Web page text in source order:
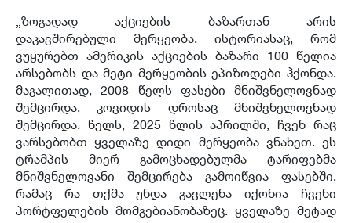
„ზოგადად აქციების ბაზართან არის
დაკავშირებული მერყეობა. ისტორიასაც, რომ
ვუყურებთ ამერიკის აქციების ბაზარი 100 წელია
არსებობს და მეტი მერყეობის ეპიზოდები ჰქონდა.
მაგალითად, 2008 წელს ფასები მნიშვნელოვნად
შემცირდა, კოვიდის დროსაც მნიშვნელოვნად
შემცირდა. წელს, 2025 წლის აპრილში, ჩვენ რაც
ვარსებობთ ყველაზე დიდი მერყეობა ვნახეთ. ეს
ტრამპის მიერ გამოცხადებულმა ტარიფებმა
მნიშვნელოვანი შემცირება გამოიწვია ფასებში,
რამაც რა თქმა უნდა გავლენა იქონია ჩვენი
პორტფელების მომგებიანობაზეც. ყველაზე მეტად